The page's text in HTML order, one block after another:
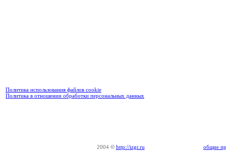
Политика использования файлов cookie
Политика в отношении обработки персональных данных
2004 © http://izgr.ru общие